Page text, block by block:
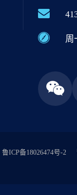
周
鲁ICP备18026474号-2